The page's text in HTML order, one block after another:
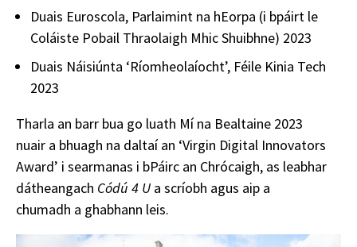
Duais Euroscola, Parlaimint na hEorpa (i bpáirt le
Coláiste Pobail Thraolaigh Mhic Shuibhne) 2023
Duais Náisiúnta ‘Ríomheolaíocht’, Féile Kinia Tech
2023
Tharla an barr bua go luath Mí na Bealtaine 2023
nuair a bhuagh na daltaí an ‘Virgin Digital Innovators
Award’ i searmanas i bPáirc an Chrócaigh, as leabhar
dátheangach Códú 4 U a scríobh agus aip a
chumadh a ghabhann leis.